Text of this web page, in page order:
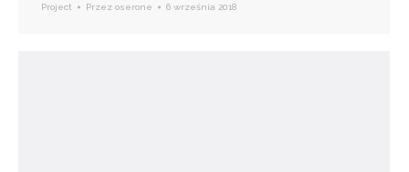
Project Przez oserone 6 września 2018